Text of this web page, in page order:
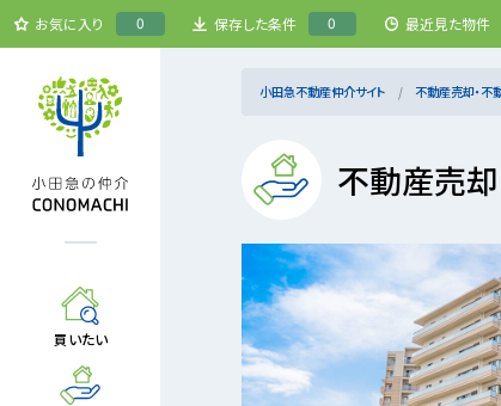
お気に入り 0 保存した条件 0 最近見た物件
買いたい
小田急不動産仲介サイト 不動産売却・不
不動産売